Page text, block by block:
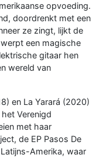
opvoeding.
doordrenkt met een
ze zingt, lijkt de
een magische
gitaar hen
wereld van
en La Yarará (2020)
Verenigd
met haar
de EP Pasos De
Amerika, waar